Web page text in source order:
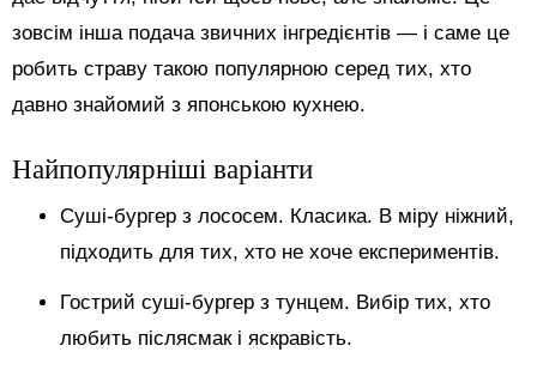
зовсім інша подача звичних інгредієнтів — і саме це
робить страву такою популярною серед тих, хто
давно знайомий з японською кухнею.
Найпопулярніші варіанти
Суші-бургер з лососем. Класика. В міру ніжний,
підходить для тих, хто не хоче експериментів.
Гострий суші-бургер з тунцем. Вибір тих, хто
любить післясмак і яскравість.